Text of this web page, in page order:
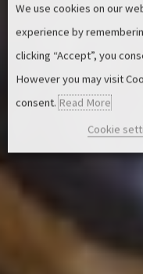
We use cookies on our
experience by
clicking “Accept”, you
However you may visit
consent. Read More
Cookie